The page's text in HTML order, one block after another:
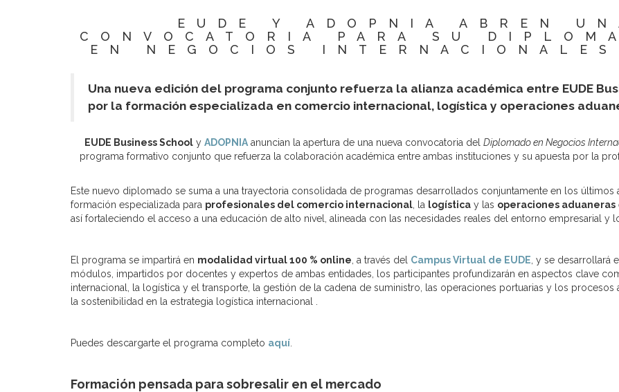
EUDE Y ADOPNIA ABREN
CONVOCATORIA PARA SU
EN NEGOCIOS
Una nueva edición del programa conjunto refuerza la alianza académica entre EUDE
por la formación especializada en comercio internacional, logística y operaciones
EUDE Business Schooly ADOPNIA anuncian la apertura de una nueva convocatoria del Diplomado en Negocios
programa formativo conjunto que refuerza la colaboración académica entre ambas instituciones y su apuesta por la
Este nuevo diplomado se suma a una trayectoria consolidada de programas desarrollados conjuntamente en los
formación especializada para profesionales del comercio internacional , la logística y las operaciones aduaneras
así fortaleciendo el acceso a una educación de alto nivel, alineada con las necesidades reales del entorno empresarial y
El programa se impartirá en modalidad virtual 100 % online , a través del Campus Virtual de EUDE , y se desarrollará
módulos, impartidos por docentes y expertos de ambas entidades, los participantes profundizarán en aspectos clave
internacional, la logística y el transporte, la gestión de la cadena de suministro, las operaciones portuarias y los
la sostenibilidad en la estrategia logística internacional .
Puedes descargarte el programa completo aquí
Formación pensada para sobresalir en el mercado